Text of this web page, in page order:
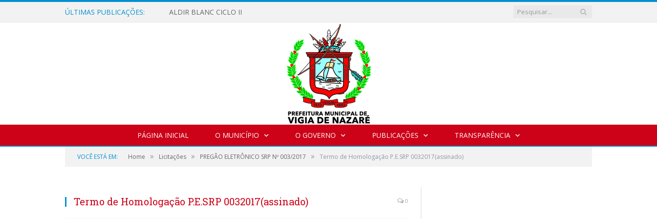
ÚLTIMAS PUBLICAÇÕES: ALDIR BLANC CICLO II
PÁGINA INICIAL O MUNICÍPIO O GOVERNO PUBLICAÇÕES TRANSPARÊNCIA
VOCÊ ESTÁ EM: Home » Licitações » PREGÃO ELETRÔNICO SRP Nº 003/2017 » Termo de Homologação P.E.SRP 0032017(assinado)
Termo de Homologação P.E.SRP 0032017(assinado) 0